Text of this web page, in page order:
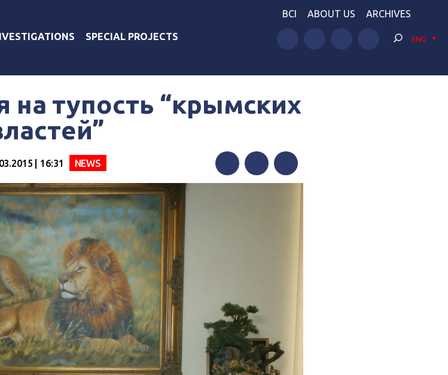
SPECIAL PROJECTS
BCI ABOUT US ARCHIVES
ENG
на тупость “крымских
| 16:31 NEWS